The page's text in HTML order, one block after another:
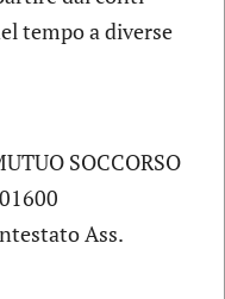
tempo a diverse
SOCCORSO
Ass.